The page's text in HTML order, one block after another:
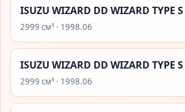
ISUZU WIZARD DD WIZARD TYPE S
2999 см³ · 1998.06
ISUZU WIZARD DD WIZARD TYPE S
2999 см³ · 1998.06